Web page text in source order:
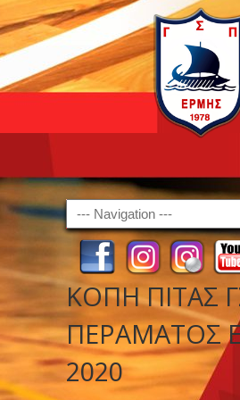
Navigation
ΚΟΠΗ ΠΙΤΑΣ
ΠΕΡΑΜΑΤΟΣ
2020